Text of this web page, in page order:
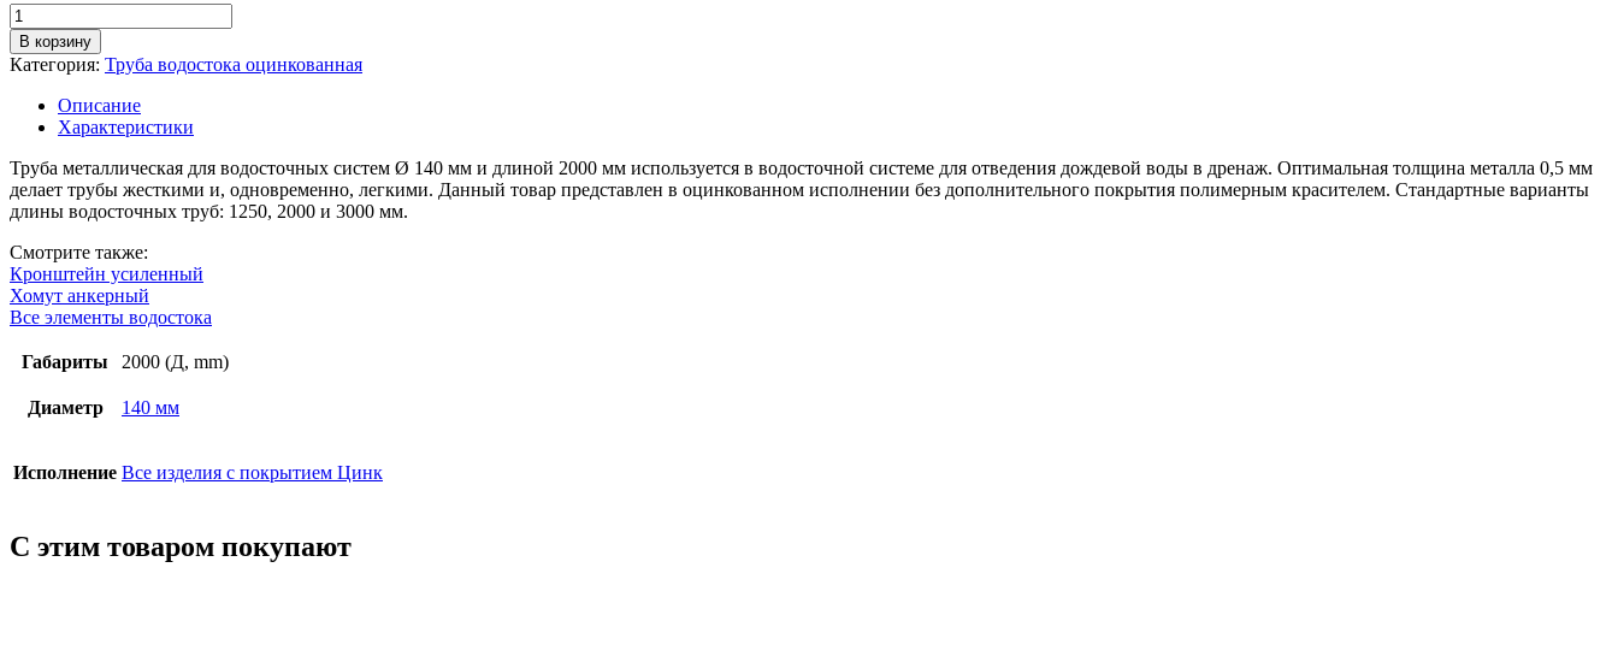
Количество
товара
Труба
водосточная
длина
2
м,
В корзину
Категория: Труба водостока оцинкованная
Описание
Характеристики
Труба металлическая для водосточных систем Ø 140 мм и длиной 2000 мм используется в водосточной системе для отведения дождевой воды в дренаж. Оптимальная толщина металла 0,5 мм
делает трубы жесткими и, одновременно, легкими. Данный товар представлен в оцинкованном исполнении без дополнительного покрытия полимерным красителем. Стандартные варианты
длины водосточных труб: 1250, 2000 и 3000 мм.
Смотрите также:
Кронштейн усиленный
Хомут анкерный
Все элементы водостока
Габариты 2000 (Д, mm)
Диаметр 140 мм
Исполнение Все изделия с покрытием Цинк
С этим товаром покупают